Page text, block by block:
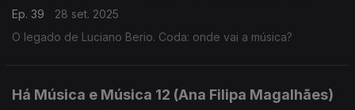
Ep. 39
28 set. 2025
O legado de Luciano Berio. Coda: onde vai a música?
Há Música e Música 12 (Ana Filipa Magalhães)